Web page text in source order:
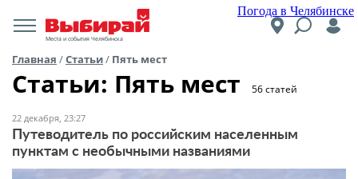
Погода в Челябинске
Места и события Челябинска
Главная /Статьи/ Пять мест
Статьи: Пять мест 56 статей
22 декабря, 23:27
Путеводитель по российским населенным
пунктам с необычными названиями